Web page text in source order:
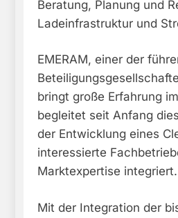
Beratung, Planung und
Ladeinfrastruktur und
EMERAM, einer der
bringt große Erfahrung
begleitet seit Anfang
der Entwicklung eines
interessierte
Marktexpertise integriert.
Mit der Integration der